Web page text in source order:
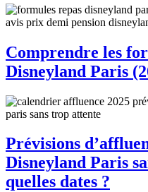
Comprendre les
Disneyland Paris
Prévisions
Disneyland Paris
quelles dates ?